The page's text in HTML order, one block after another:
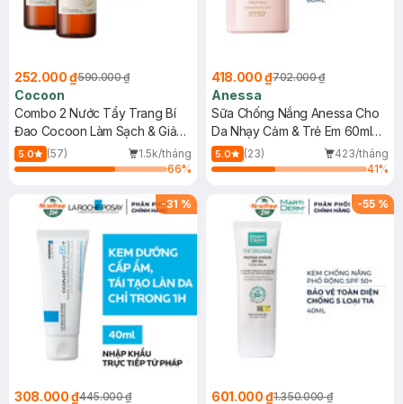
252.000 ₫590.000 ₫
Cocoon
Combo 2 Nước Tẩy Trang Bí
Đao Cocoon Làm Sạch & Giảm
Dầu 500ml
5.0 (57)
1.5k/tháng
66%
418.000 ₫702.000 ₫
Anessa
Sữa Chống Nắng Anessa Cho
Da Nhạy Cảm & Trẻ Em 60ml
(Mới)
5.0 (23)
423/tháng
41%
-31 %
308.000 ₫445.000 ₫
-55 %
601.000 ₫1.350.000 ₫